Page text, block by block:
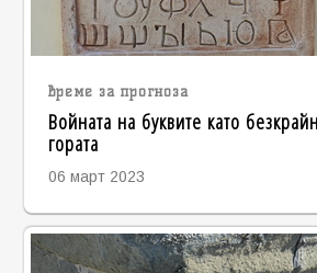
време за прогноза
Войната на буквите като
гората
06 март 2023